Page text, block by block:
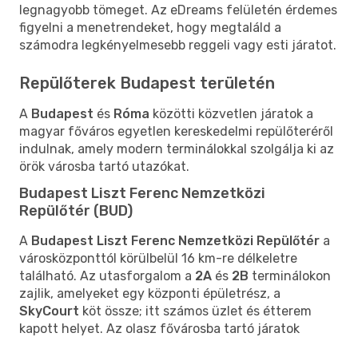
legnagyobb tömeget. Az eDreams felületén érdemes
figyelni a menetrendeket, hogy megtaláld a
számodra legkényelmesebb reggeli vagy esti járatot.
Repülőterek Budapest területén
A Budapest és Róma közötti közvetlen járatok a
magyar főváros egyetlen kereskedelmi repülőteréről
indulnak, amely modern terminálokkal szolgálja ki az
örök városba tartó utazókat.
Budapest Liszt Ferenc Nemzetközi
Repülőtér (BUD)
A Budapest Liszt Ferenc Nemzetközi Repülőtér a
városközponttól körülbelül 16 km-re délkeletre
található. Az utasforgalom a 2A és 2B terminálokon
zajlik, amelyeket egy központi épületrész, a
SkyCourt köt össze; itt számos üzlet és étterem
kapott helyet. Az olasz fővárosba tartó járatok